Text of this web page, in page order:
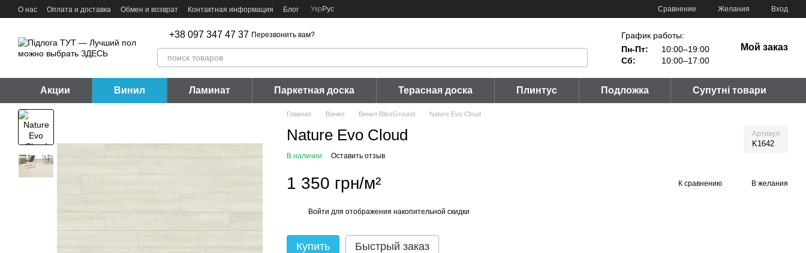
Перейти к основному контенту
О нас Оплата и доставка Обмен и возврат Контактная информация Блог Укр Рус Сравнение Желания Вход
+38 097 347 47 37 Перезвонить вам?
График работы:
Пн-Пт:
10:00–19:00
Сб:
10:00–17:00
Мой заказ
Акции Винил Ламинат Паркетная доска Терасная доска Плинтус Подложка Супутні товари
Главная Винил Винил BlissGround Nature Evo Cloud
Nature Evo Cloud Артикул
K1642
В наличии Оставить отзыв
1 350 грн/м² К сравнению В желания
Войти для отображения накопительной скидки
Купить Быстрый заказ